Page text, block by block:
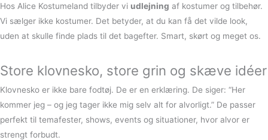
Hos Alice Kostumeland tilbyder vi udlejning af kostumer og tilbehør.
Vi sælger ikke kostumer. Det betyder, at du kan få det vilde look,
uden at skulle finde plads til det bagefter. Smart, skørt og meget os.
Store klovnesko, store grin og skæve idéer
Klovnesko er ikke bare fodtøj. De er en erklæring. De siger: “Her
kommer jeg – og jeg tager ikke mig selv alt for alvorligt.” De passer
perfekt til temafester, shows, events og situationer, hvor alvor er
strengt forbudt.